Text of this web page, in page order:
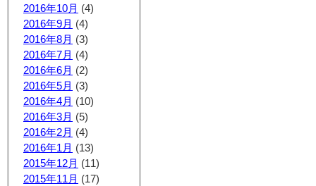
2016年10月 (4)
2016年9月 (4)
2016年8月 (3)
2016年7月 (4)
2016年6月 (2)
2016年5月 (3)
2016年4月 (10)
2016年3月 (5)
2016年2月 (4)
2016年1月 (13)
2015年12月 (11)
2015年11月 (17)